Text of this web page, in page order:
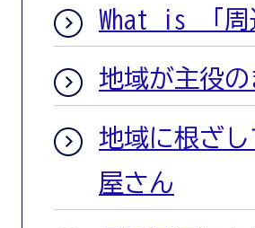
What is 「周
地域が主役の
地域に根ざ
屋さん